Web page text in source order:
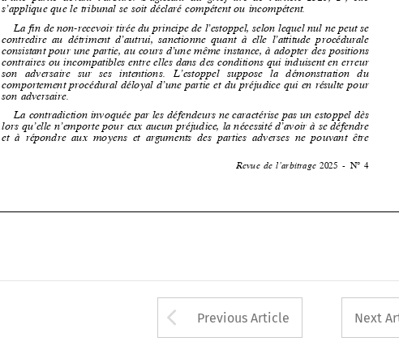
 


   
 


 
 


   
   
Revue  de  l’arbitrage 2025  -  N° 4
La contradiction invoquée par les défendeurs ne caractérise pas un estoppel dès
lors qu’elle n’emporte pour eux aucun préjudice, la nécessité d’avoir à se défendre
Arrow button used
Previous Article Next